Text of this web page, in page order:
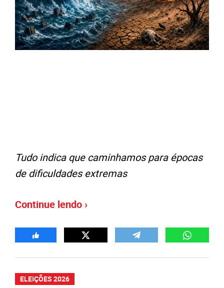
Tudo indica que caminhamos para épocas
de dificuldades extremas
Continue lendo ›
ELEIÇÕES 2026